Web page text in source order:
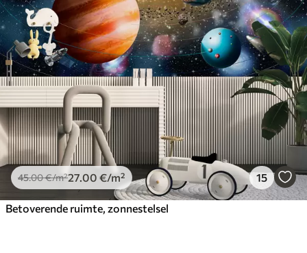
45.00€/m²27.00 €/m² 15
Betoverende ruimte, zonnestelsel